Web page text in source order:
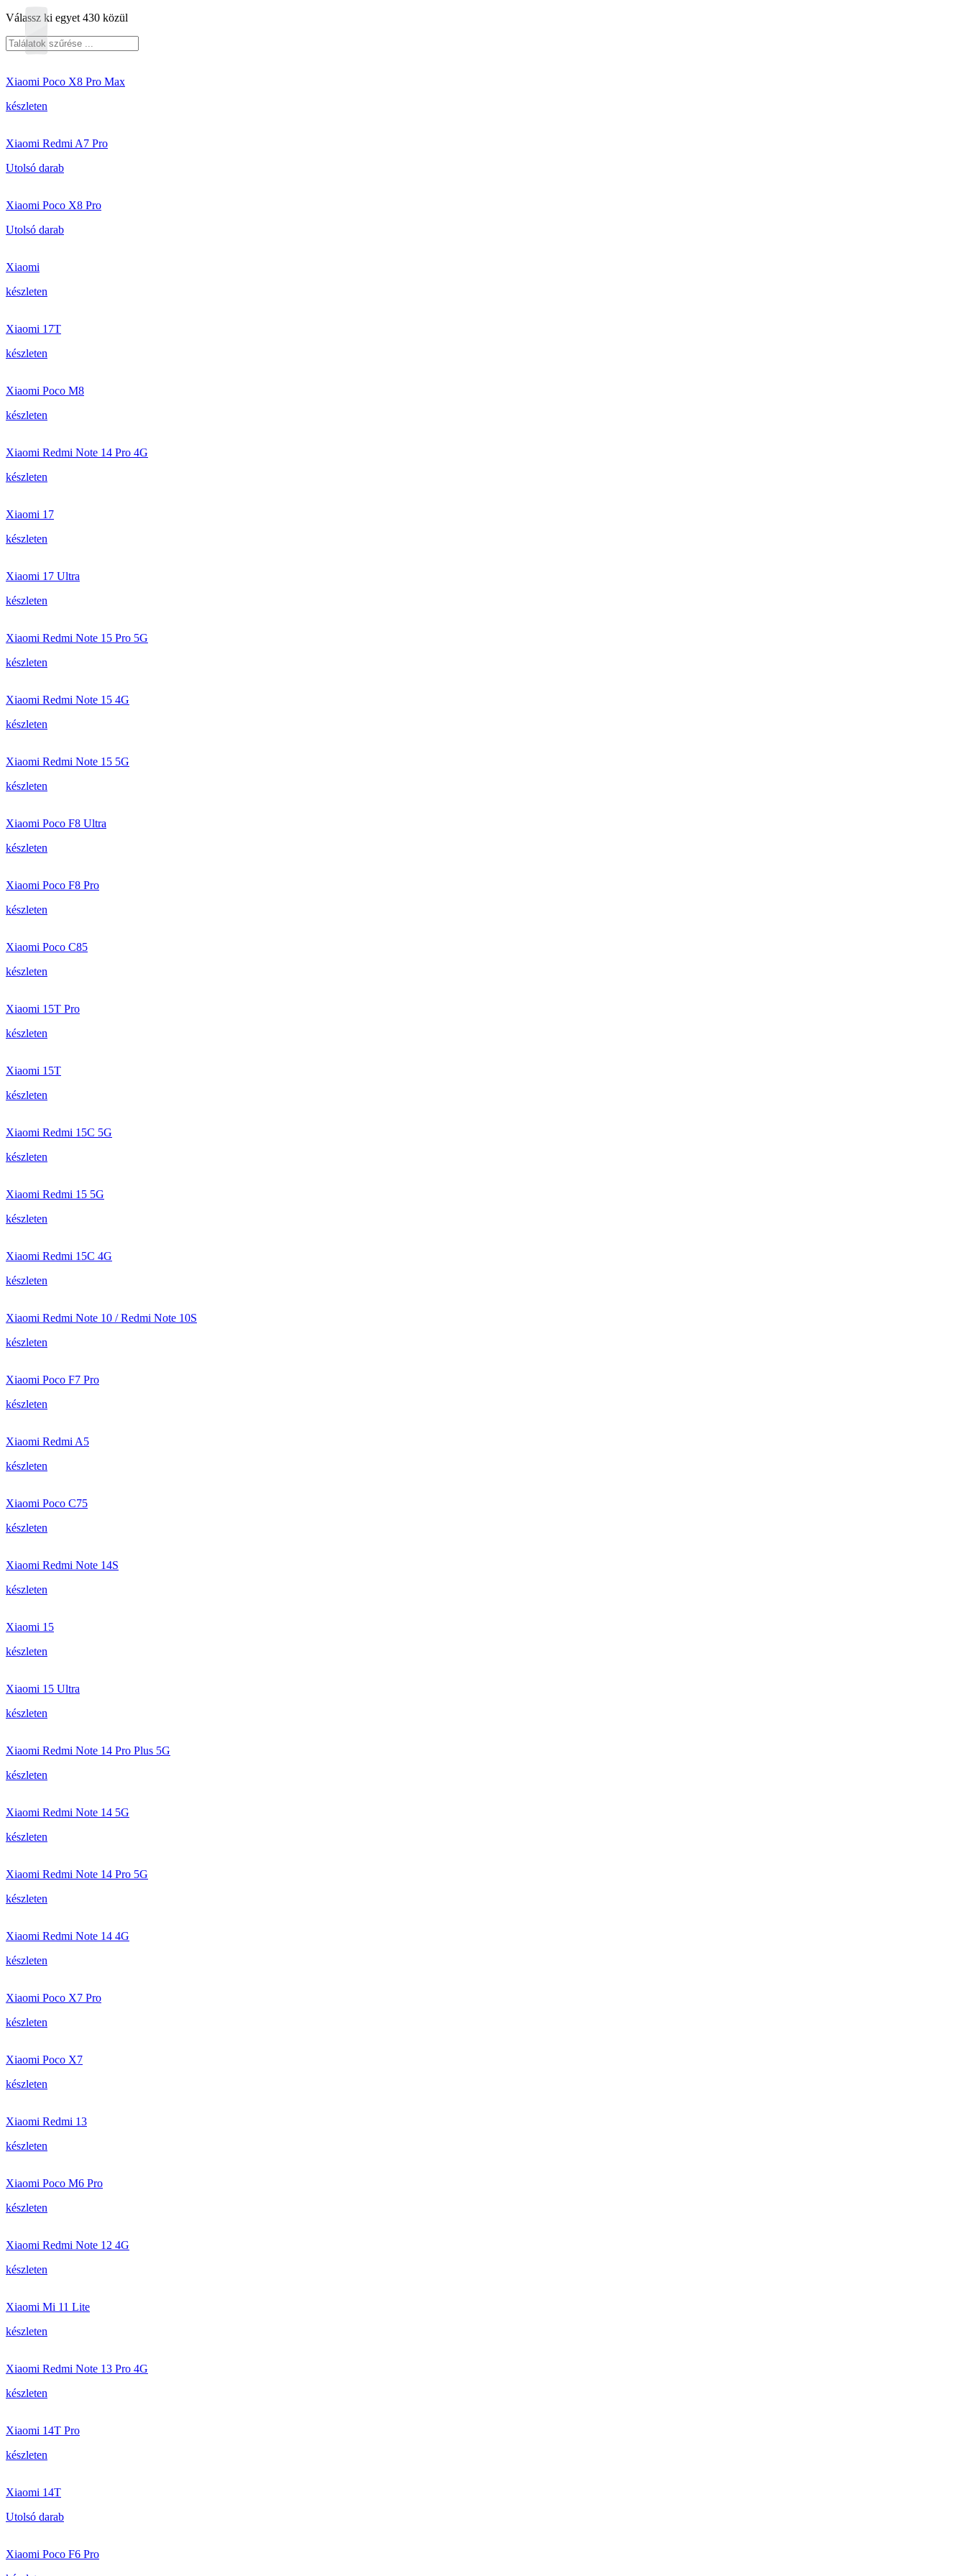
Válassz ki egyet 430 közül
Xiaomi Poco X8 Pro Max
készleten
Xiaomi Redmi A7 Pro
Utolsó darab
Xiaomi Poco X8 Pro
Utolsó darab
Xiaomi
készleten
Xiaomi 17T
készleten
Xiaomi Poco M8
készleten
Xiaomi Redmi Note 14 Pro 4G
készleten
Xiaomi 17
készleten
Xiaomi 17 Ultra
készleten
Xiaomi Redmi Note 15 Pro 5G
készleten
Xiaomi Redmi Note 15 4G
készleten
Xiaomi Redmi Note 15 5G
készleten
Xiaomi Poco F8 Ultra
készleten
Xiaomi Poco F8 Pro
készleten
Xiaomi Poco C85
készleten
Xiaomi 15T Pro
készleten
Xiaomi 15T
készleten
Xiaomi Redmi 15C 5G
készleten
Xiaomi Redmi 15 5G
készleten
Xiaomi Redmi 15C 4G
készleten
Xiaomi Redmi Note 10 / Redmi Note 10S
készleten
Xiaomi Poco F7 Pro
készleten
Xiaomi Redmi A5
készleten
Xiaomi Poco C75
készleten
Xiaomi Redmi Note 14S
készleten
Xiaomi 15
készleten
Xiaomi 15 Ultra
készleten
Xiaomi Redmi Note 14 Pro Plus 5G
készleten
Xiaomi Redmi Note 14 5G
készleten
Xiaomi Redmi Note 14 Pro 5G
készleten
Xiaomi Redmi Note 14 4G
készleten
Xiaomi Poco X7 Pro
készleten
Xiaomi Poco X7
készleten
Xiaomi Redmi 13
készleten
Xiaomi Poco M6 Pro
készleten
Xiaomi Redmi Note 12 4G
készleten
Xiaomi Mi 11 Lite
készleten
Xiaomi Redmi Note 13 Pro 4G
készleten
Xiaomi 14T Pro
készleten
Xiaomi 14T
Utolsó darab
Xiaomi Poco F6 Pro